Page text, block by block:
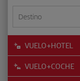
Destino
VUELO+HOTEL
VUELO+COCHE